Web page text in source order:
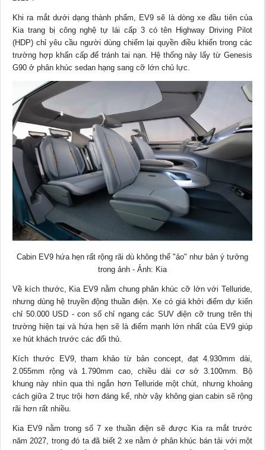
Khi ra mắt dưới dạng thành phẩm, EV9 sẽ là dòng xe đầu tiên của
Kia trang bị công nghệ tự lái cấp 3 có tên Highway Driving Pilot
(HDP) chỉ yêu cầu người dùng chiếm lại quyền điều khiển trong các
trường hợp khẩn cấp để tránh tai nạn. Hệ thống này lấy từ Genesis
G90 ở phân khúc sedan hạng sang cỡ lớn chủ lực.
Cabin EV9 hứa hẹn rất rộng rãi dù không thể "ảo" như bản ý tưởng
trong ảnh - Ảnh: Kia
Về kích thước, Kia EV9 nằm chung phân khúc cỡ lớn với Telluride,
nhưng dùng hệ truyền động thuần điện. Xe có giá khởi điểm dự kiến
chỉ 50.000 USD - con số chỉ ngang các SUV điện cỡ trung trên thị
trường hiện tại và hứa hẹn sẽ là điểm mạnh lớn nhất của EV9 giúp
xe hút khách trước các đối thủ.
Kích thước EV9, tham khảo từ bản concept, đạt 4.930mm dài,
2.055mm rộng và 1.790mm cao, chiều dài cơ sở 3.100mm. Bộ
khung này nhìn qua thì ngắn hơn Telluride một chút, nhưng khoảng
cách giữa 2 trục trội hơn đáng kể, nhờ vậy không gian cabin sẽ rộng
rãi hơn rất nhiều.
Kia EV9 nằm trong số 7 xe thuần điện sẽ được Kia ra mắt trước
năm 2027, trong đó ta đã biết 2 xe nằm ở phân khúc bán tải với một